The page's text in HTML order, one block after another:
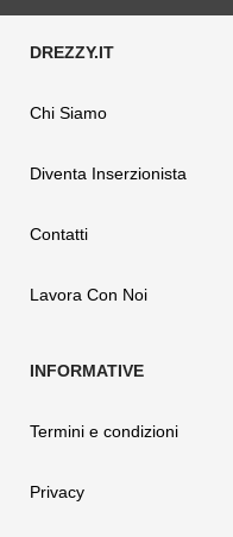
Chi Siamo
Diventa Inserzionista
Contatti
Lavora Con Noi
Termini e condizioni
Privacy